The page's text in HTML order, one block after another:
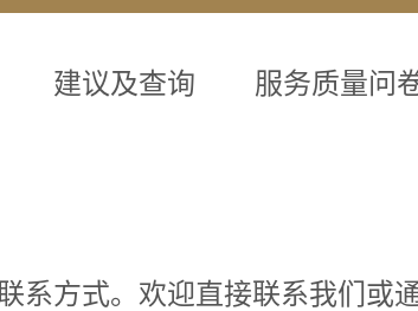
建议及查询 服务质量问
系方式。欢迎直接联系我们或